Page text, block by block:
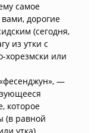
самое
дорогие
(сегодня,
из утки с
хорезмски или
—
которое
(в равной